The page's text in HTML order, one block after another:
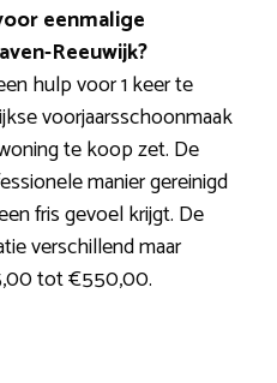
eenmalige
Reeuwijk?
hulp voor 1 keer te
voorjaarsschoonmaak
te koop zet. De
manier gereinigd
fris gevoel krijgt. De
verschillend maar
tot €550,00.